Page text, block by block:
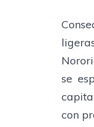
se
con